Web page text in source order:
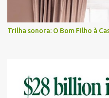
Trilha sonora: O Bom Filho à